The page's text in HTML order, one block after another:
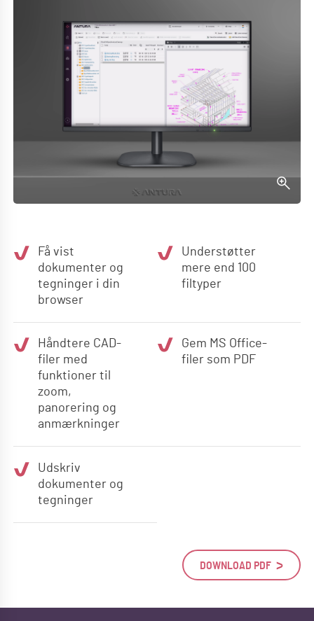
Få vist
dokumenter og
tegninger i din
browser
Understøtter
mere end 100
filtyper
Håndtere CAD-
filer med
funktioner til
zoom,
panorering og
anmærkninger
Gem MS Office-
filer som PDF
Udskriv
dokumenter og
tegninger
DOWNLOAD PDF